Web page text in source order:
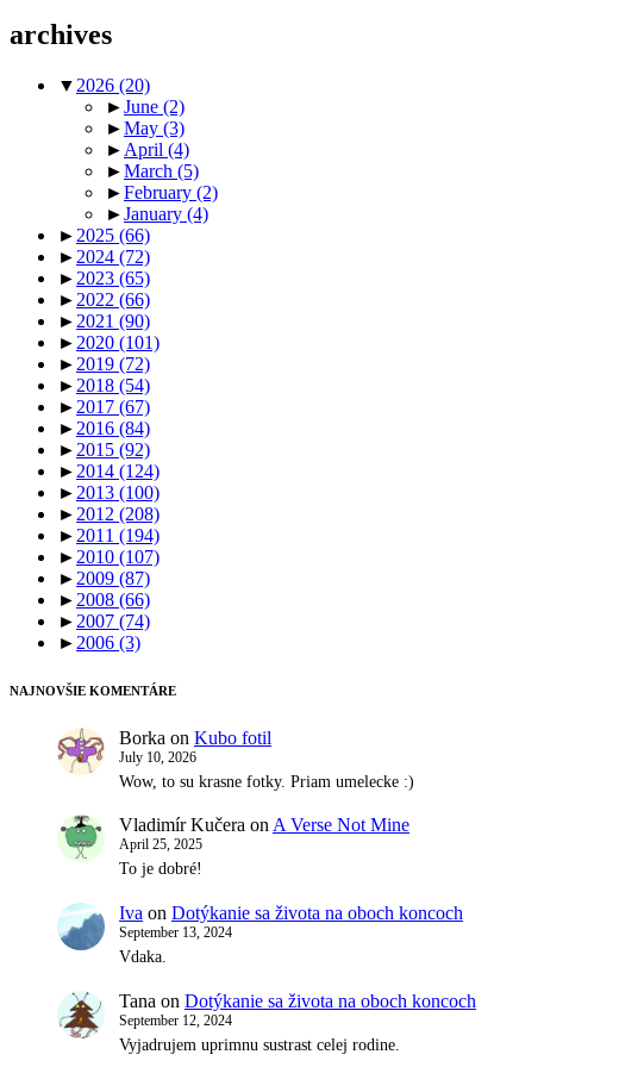
archives
▼ 2026 (20)
►June (2)
►May (3)
► April (4)
►March (5)
►February (2)
►January (4)
► 2025 (66)
► 2024 (72)
► 2023 (65)
► 2022 (66)
► 2021 (90)
► 2020 (101)
► 2019 (72)
► 2018 (54)
► 2017 (67)
► 2016 (84)
► 2015 (92)
► 2014 (124)
► 2013 (100)
► 2012 (208)
► 2011 (194)
► 2010 (107)
► 2009 (87)
► 2008 (66)
► 2007 (74)
► 2006 (3)
NAJNOVŠIE KOMENTÁRE
Borka on Kubo fotil
July 10, 2026
Wow, to su krasne fotky. Priam umelecke :)
Vladimír Kučera on A Verse Not Mine
April 25, 2025
To je dobré!
Iva on Dotýkanie sa života na oboch koncoch
September 13, 2024
Vdaka.
Tana on Dotýkanie sa života na oboch koncoch
September 12, 2024
Vyjadrujem uprimnu sustrast celej rodine.